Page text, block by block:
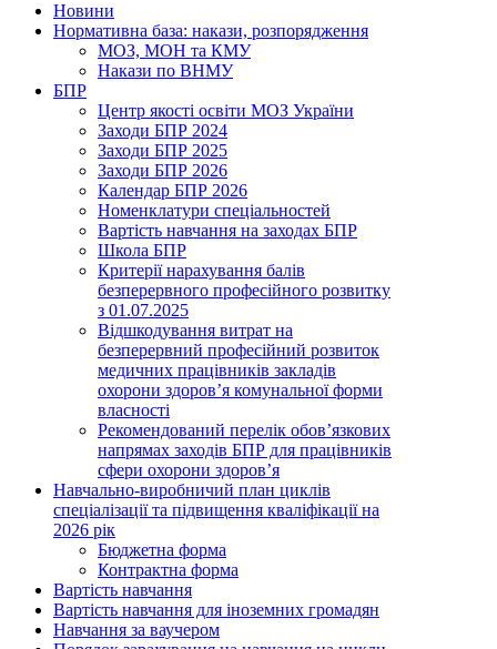
Новини
Нормативна база: накази, розпорядження
МОЗ, МОН та КМУ
Накази по ВНМУ
БПР
Центр якості освіти МОЗ України
Заходи БПР 2024
Заходи БПР 2025
Заходи БПР 2026
Календар БПР 2026
Номенклатури спеціальностей
Вартість навчання на заходах БПР
Школа БПР
Критерії нарахування балів
безперервного професійного розвитку
з 01.07.2025
Відшкодування витрат на
безперервний професійний розвиток
медичних працівників закладів
охорони здоров’я комунальної форми
власності
Рекомендований перелік обов’язкових
напрямах заходів БПР для працівників
сфери охорони здоров’я
Навчально-виробничий план циклів
спеціалізації та підвищення кваліфікації на
2026 рік
Бюджетна форма
Контрактна форма
Вартість навчання
Вартість навчання для іноземних громадян
Навчання за ваучером